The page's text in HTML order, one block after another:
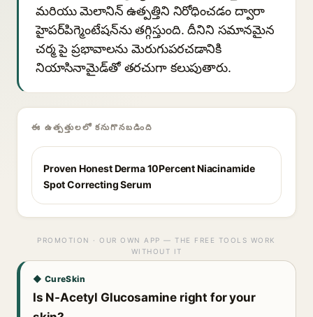
మరియు మెలానిన్ ఉత్పత్తిని నిరోధించడం ద్వారా
హైపర్‌పిగ్మెంటేషన్‌ను తగ్గిస్తుంది. దీనిని సమానమైన
చర్మ పై ప్రభావాలను మెరుగుపరచడానికి
నియాసినామైడ్‌తో తరచుగా కలుపుతారు.
ఈ ఉత్పత్తులలో కనుగొనబడింది
Proven Honest Derma 10Percent Niacinamide
Spot Correcting Serum
PROMOTION · OUR OWN APP — THE FREE TOOLS WORK
WITHOUT IT
◆ CureSkin
Is N-Acetyl Glucosamine right for your